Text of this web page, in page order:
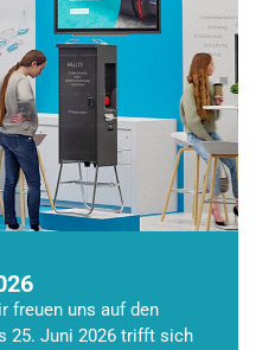
freuen uns auf den
25. Juni 2026 trifft sich